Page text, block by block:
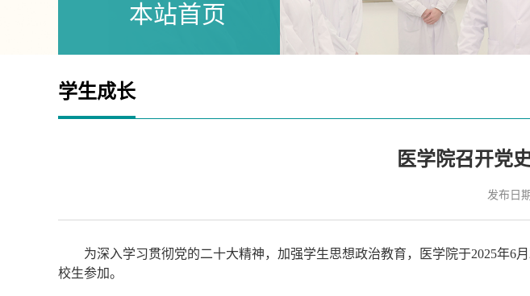
本站首页
学生成长
医学院召开党
发布日
为深入学习贯彻党的二十大精神，加强学生思想政治教育，医学院于2025年6
校生参加。